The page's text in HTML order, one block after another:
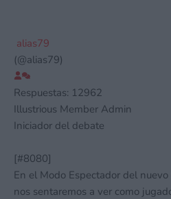
alias79
(@alias79)
Respuestas: 12962
Illustrious Member Admin
Iniciador del debate
[#8080]
En el Modo Espectador del
nos sentaremos a ver como